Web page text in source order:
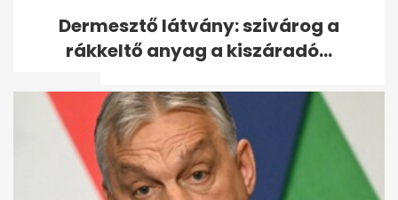
Több méter magas kaszás
bábut fújtak fel az Operaház
előtt
Dermesztő látvány: szivárog a
rákkeltő anyag a kiszáradó...